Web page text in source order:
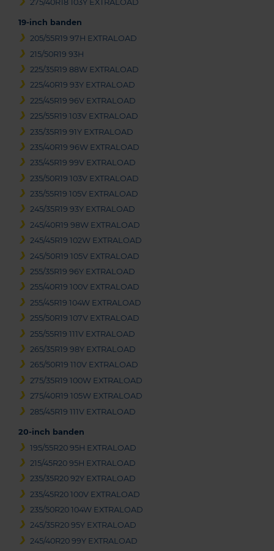
275/40R18 103Y EXTRALOAD
19-inch banden
205/55R19 97H EXTRALOAD
215/50R19 93H
225/35R19 88W EXTRALOAD
225/40R19 93Y EXTRALOAD
225/45R19 96V EXTRALOAD
225/55R19 103V EXTRALOAD
235/35R19 91Y EXTRALOAD
235/40R19 96W EXTRALOAD
235/45R19 99V EXTRALOAD
235/50R19 103V EXTRALOAD
235/55R19 105V EXTRALOAD
245/35R19 93Y EXTRALOAD
245/40R19 98W EXTRALOAD
245/45R19 102W EXTRALOAD
245/50R19 105V EXTRALOAD
255/35R19 96Y EXTRALOAD
255/40R19 100V EXTRALOAD
255/45R19 104W EXTRALOAD
255/50R19 107V EXTRALOAD
255/55R19 111V EXTRALOAD
265/35R19 98Y EXTRALOAD
265/50R19 110V EXTRALOAD
275/35R19 100W EXTRALOAD
275/40R19 105W EXTRALOAD
285/45R19 111V EXTRALOAD
20-inch banden
195/55R20 95H EXTRALOAD
215/45R20 95H EXTRALOAD
235/35R20 92Y EXTRALOAD
235/45R20 100V EXTRALOAD
235/50R20 104W EXTRALOAD
245/35R20 95Y EXTRALOAD
245/40R20 99Y EXTRALOAD